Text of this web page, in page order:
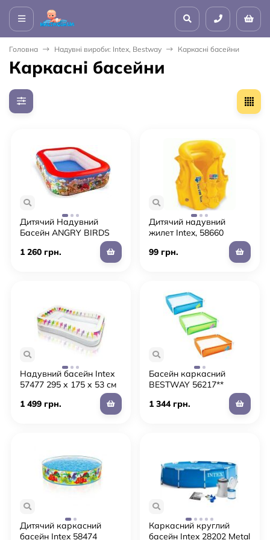
Головна Надувні вироби: Intex, Bestway Каркасні басейни
Каркасні басейни
Дитячий Надувний
Басейн ANGRY BIRDS
1 260 грн.
Дитячий надувний
жилет Intex, 58660
99 грн.
Надувний басейн Intex
57477 295 х 175 х 53 см
1 499 грн.
Басейн каркасний
BESTWAY 56217**
1 344 грн.
Дитячий каркасний
басейн Intex 58474
Каркасний круглий
басейн Intex 28202 Metal